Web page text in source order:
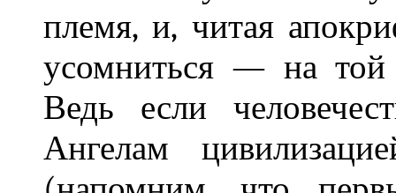
племя, и, читая
усомниться — на той
Ведь если
Ангелам